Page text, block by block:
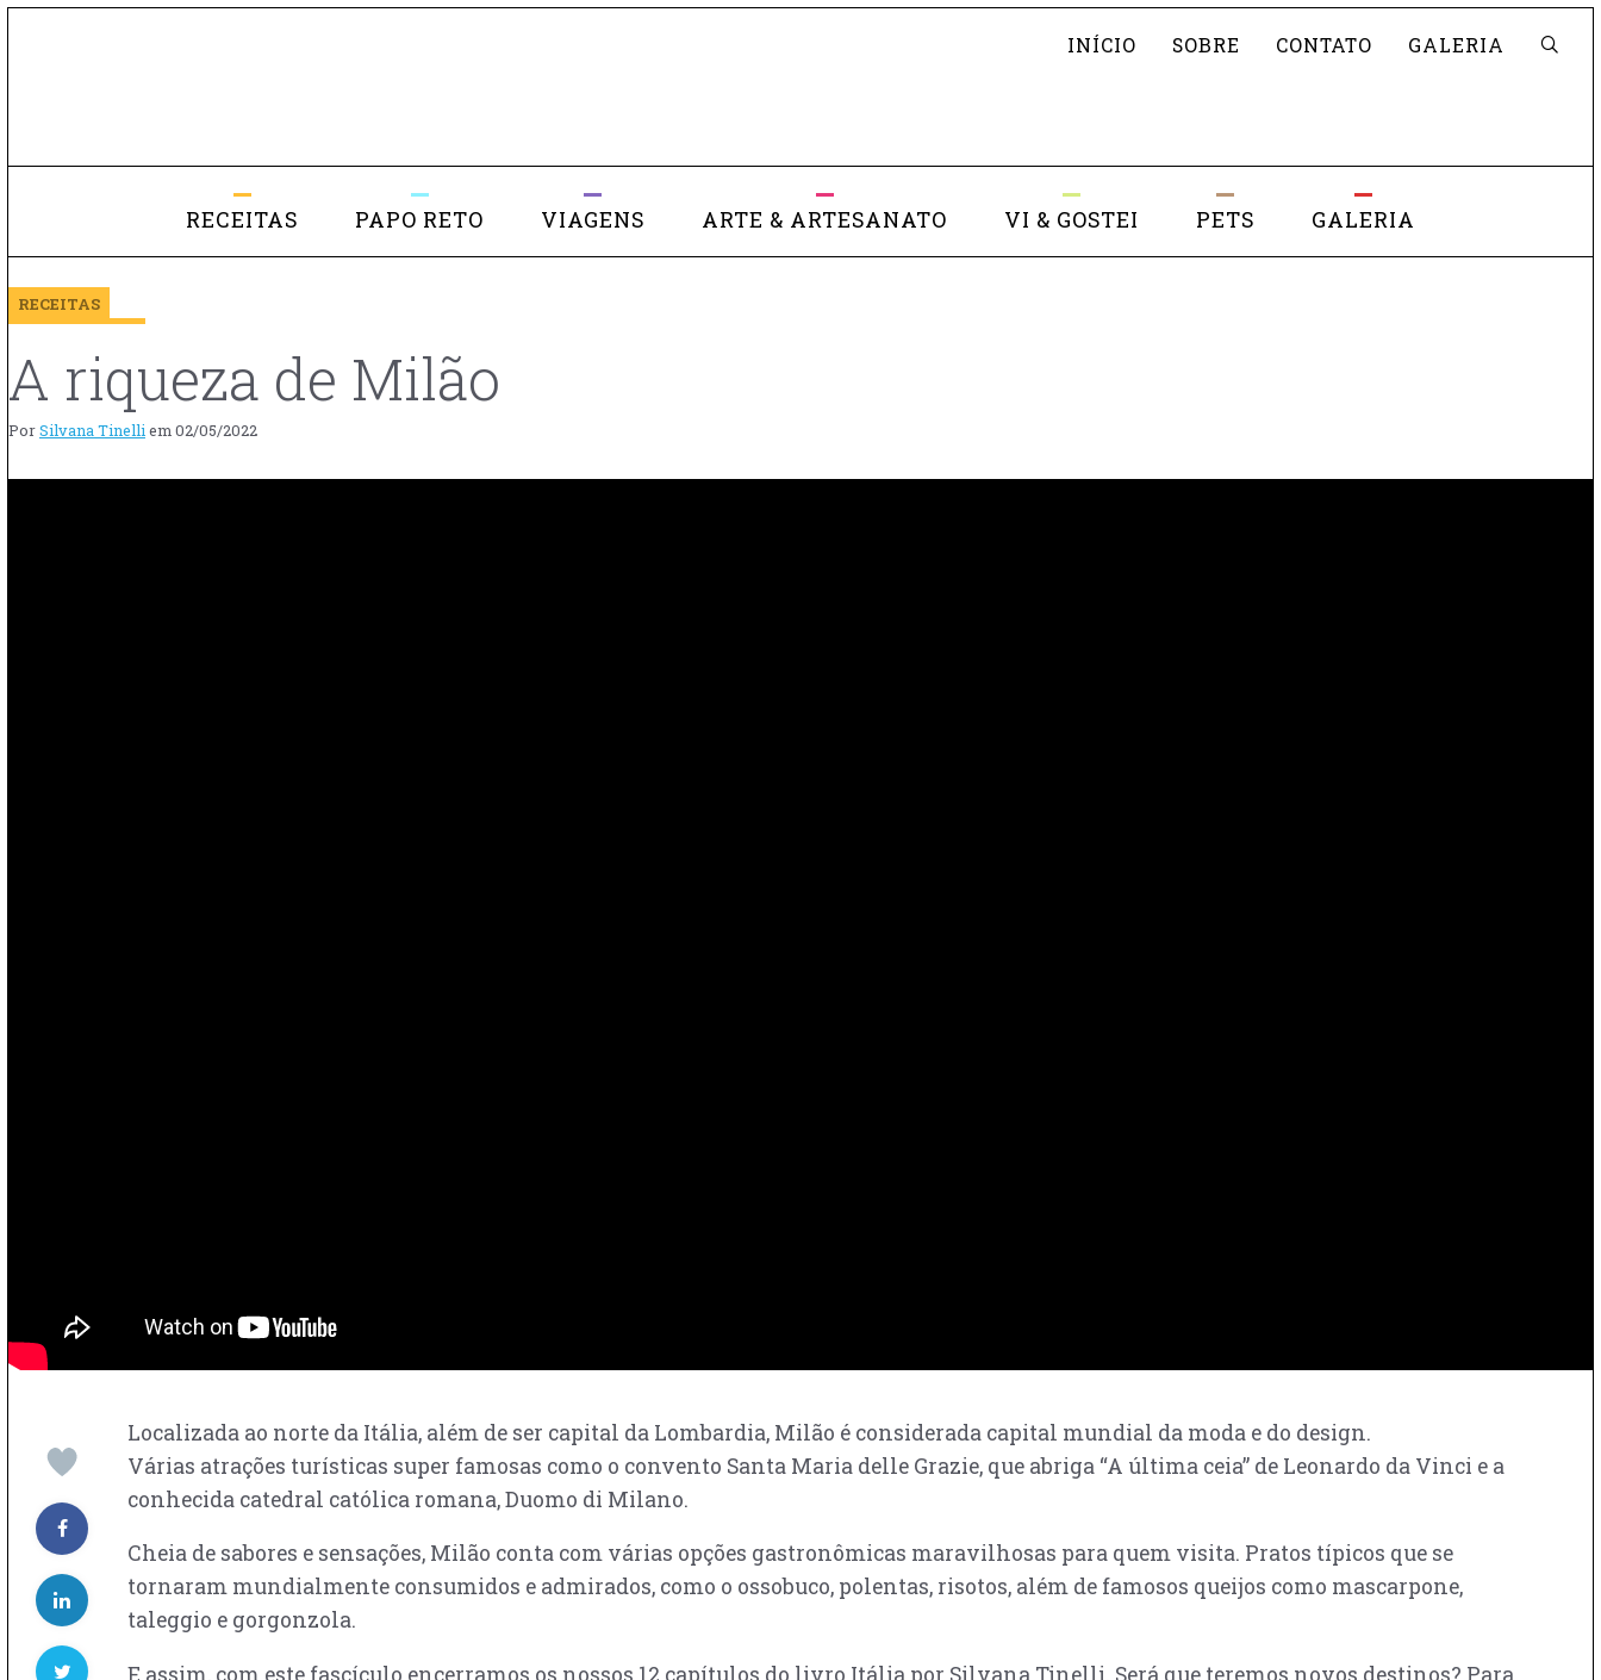
Pesquisar
INÍCIO
SOBRE CONTATO GALERIA
RECEITAS PAPO RETO VIAGENS ARTE & ARTESANATO VI & GOSTEI PETS GALERIA
RECEITAS
A riqueza de Milão
PorSilvana Tinelli em 02/05/2022
Localizada ao norte da Itália, além de ser capital da Lombardia, Milão é considerada capital mundial da moda e do design.
Várias atrações turísticas super famosas como o convento Santa Maria delle Grazie, que abriga “A última ceia” de Leonardo da Vinci e a
conhecida catedral católica romana, Duomo di Milano.
Cheia de sabores e sensações, Milão conta com várias opções gastronômicas maravilhosas para quem visita. Pratos típicos que se
tornaram mundialmente consumidos e admirados, como o ossobuco, polentas, risotos, além de famosos queijos como mascarpone,
taleggio e gorgonzola.